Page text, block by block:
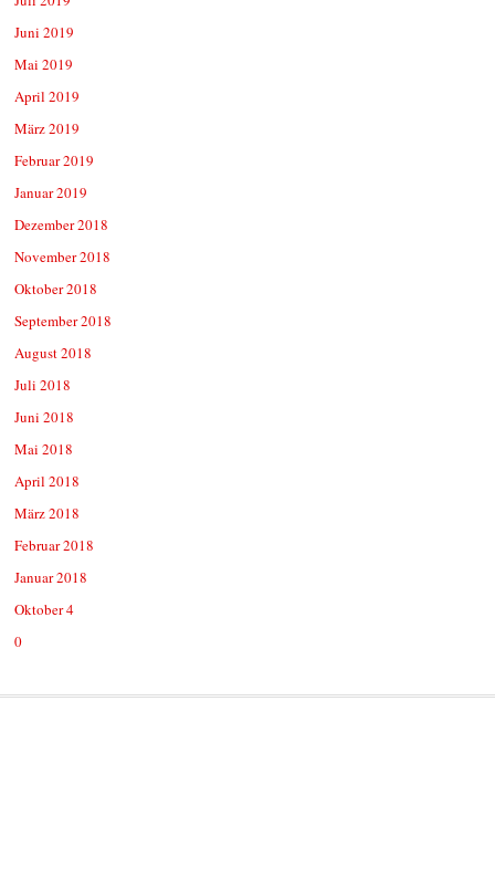
Juni 2019
Mai 2019
April 2019
März 2019
Februar 2019
Januar 2019
Dezember 2018
November 2018
Oktober 2018
September 2018
August 2018
Juli 2018
Juni 2018
Mai 2018
April 2018
März 2018
Februar 2018
Januar 2018
Oktober 4
0